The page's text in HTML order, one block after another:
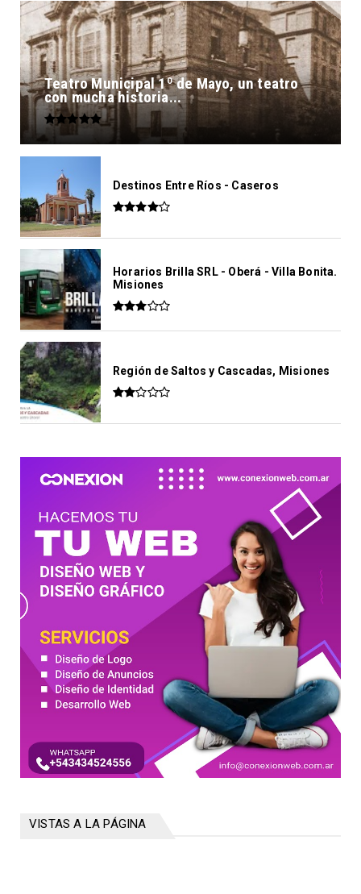
Teatro Municipal 1º de Mayo, un teatro
con mucha historia...
Destinos Entre Ríos - Caseros
Horarios Brilla SRL - Oberá - Villa Bonita.
Misiones
Región de Saltos y Cascadas, Misiones
VISTAS A LA PÁGINA